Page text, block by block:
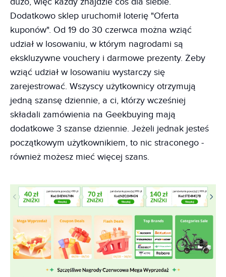
Dodatkowo sklep uruchomił loterię "Oferta
kuponów". Od 19 do 30 czerwca można wziąć
udział w losowaniu, w którym nagrodami są
ekskluzywne vouchery i darmowe prezenty. Żeby
wziąć udział w losowaniu wystarczy się
zarejestrować. Wszyscy użytkownicy otrzymują
jedną szansę dziennie, a ci, którzy wcześniej
składali zamówienia na Geekbuying mają
dodatkowe 3 szanse dziennie. Jeżeli jednak jesteś
początkowym użytkownikiem, to nic straconego -
również możesz mieć więcej szans.